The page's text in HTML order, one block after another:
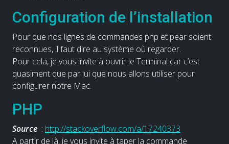
Configuration de l’installation
Pour que nos lignes de commandes php et pear soient
reconnues, il faut dire au système où regarder.
Pour cela, je vous invite à ouvrir le Terminal car c’est
quasiment que par lui que nous allons utiliser pour
configurer notre Mac.
PHP
Source : http://stackoverflow.com/a/17240373
A partir de là, je vous invite à taper la commande